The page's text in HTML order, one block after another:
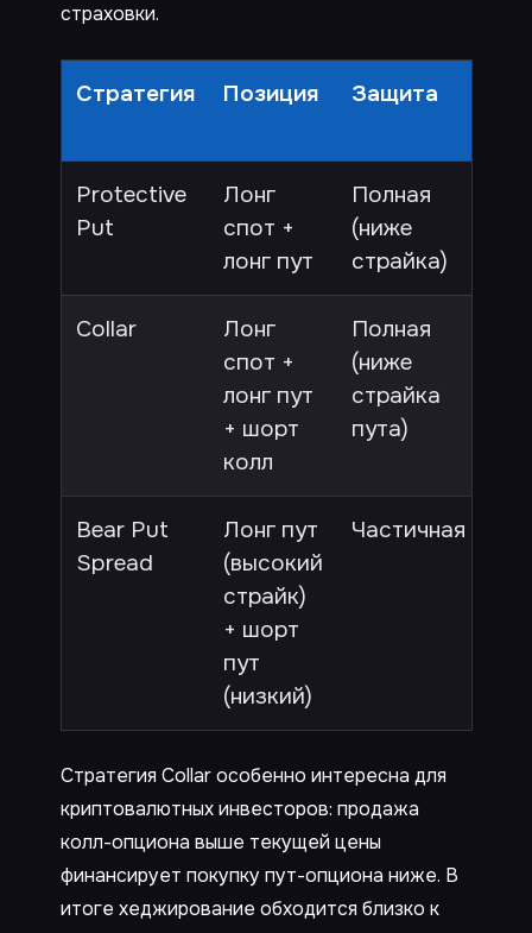
страховки.
Стратегия Позиция Защита
Protective
Put
Лонг
спот +
лонг пут
Полная
(ниже
страйка)
Collar
Лонг
спот +
лонг пут
+ шорт
колл
Полная
(ниже
страйка
пута)
Bear Put
Spread
Лонг пут
(высокий
страйк)
+ шорт
пут
(низкий)
Частичная
Стратегия Collar особенно интересна для
криптовалютных инвесторов: продажа
колл-опциона выше текущей цены
финансирует покупку пут-опциона ниже. В
итоге хеджирование обходится близко к